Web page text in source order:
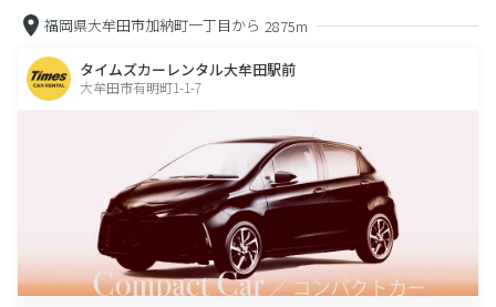
福岡県大牟田市加納町一丁目から 2875m
タイムズカーレンタル大牟田駅前
大牟田市有明町1-1-7